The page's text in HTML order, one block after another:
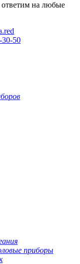
на любые
50
приборы